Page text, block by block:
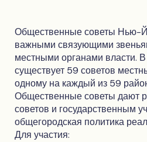
Общественные советы Нью-
важными связующими
местными органами власти.
существует 59 советов
одному на каждый из 59
Общественные советы дают
советов и государственным
общегородская политика
Для участия: